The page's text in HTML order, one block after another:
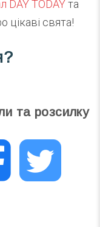
DAY TODAYта
цікаві свята!
та розсилку